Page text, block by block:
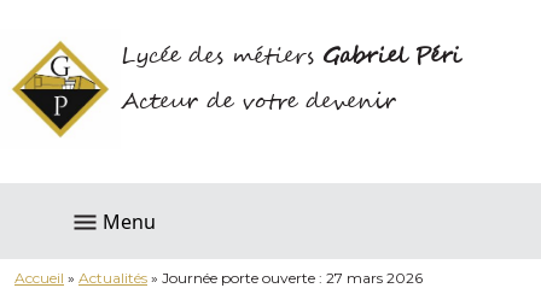
Lycée des métiers Gabriel Péri
Acteur de votre devenir
Menu
Accueil » Actualités » Journée porte ouverte : 27 mars 2026